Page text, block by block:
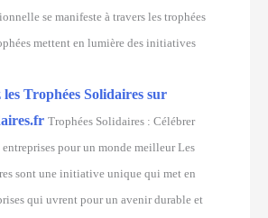
se manifeste à travers les trophées
mettent en lumière des initiatives
les Trophées Solidaires sur
Trophées Solidaires : Célébrer
entreprises pour un monde meilleur Les
sont une initiative unique qui met en
qui uvrent pour un avenir durable et